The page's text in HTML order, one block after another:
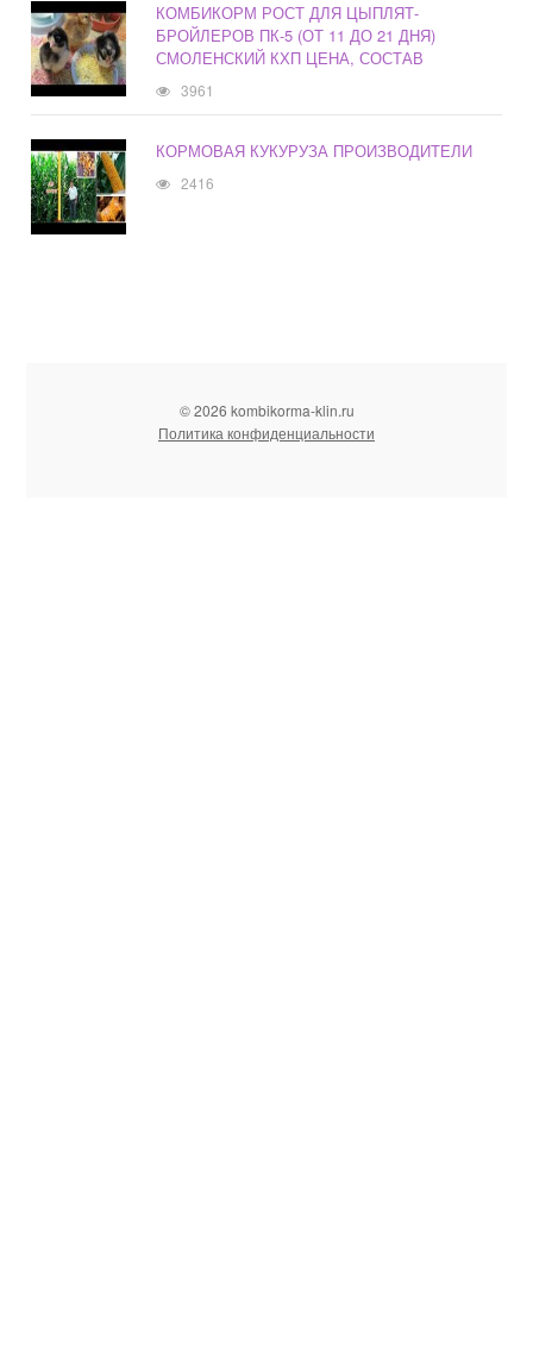
КОМБИКОРМ РОСТ ДЛЯ ЦЫПЛЯТ-
БРОЙЛЕРОВ ПК-5 (ОТ 11 ДО 21 ДНЯ)
СМОЛЕНСКИЙ КХП ЦЕНА, СОСТАВ
3961
КОРМОВАЯ КУКУРУЗА ПРОИЗВОДИТЕЛИ
2416
© 2026 kombikorma-klin.ru
Политика конфиденциальности